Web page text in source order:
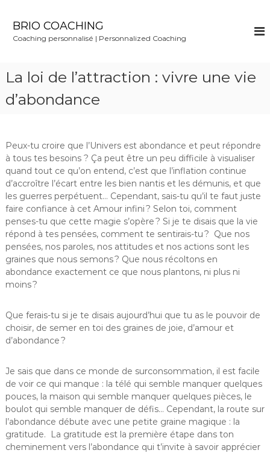
BRIO COACHING
Coaching personnalisé | Personnalized Coaching
La loi de l’attraction : vivre une vie
d’abondance
Peux-tu croire que l’Univers est abondance et peut répondre
à tous tes besoins ? Ça peut être un peu difficile à visualiser
quand tout ce qu’on entend, c’est que l’inflation continue
d’accroître l’écart entre les bien nantis et les démunis, et que
les guerres perpétuent… Cependant, sais-tu qu’il te faut juste
faire confiance à cet Amour infini ? Selon toi, comment
penses-tu que cette magie s’opère ? Si je te disais que la vie
répond à tes pensées, comment te sentirais-tu ? Que nos
pensées, nos paroles, nos attitudes et nos actions sont les
graines que nous semons ? Que nous récoltons en
abondance exactement ce que nous plantons, ni plus ni
moins ?
Que ferais-tu si je te disais aujourd’hui que tu as le pouvoir de
choisir, de semer en toi des graines de joie, d’amour et
d’abondance ?
Je sais que dans ce monde de surconsommation, il est facile
de voir ce qui manque : la télé qui semble manquer quelques
pouces, la maison qui semble manquer quelques pièces, le
boulot qui semble manquer de défis… Cependant, la route sur
l’abondance débute avec une petite graine magique : la
gratitude. La gratitude est la première étape dans ton
cheminement vers l’abondance qui t’invite à savoir apprécier